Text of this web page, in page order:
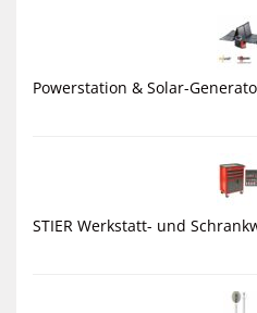
Powerstation & Solar-
STIER Werkstatt- und